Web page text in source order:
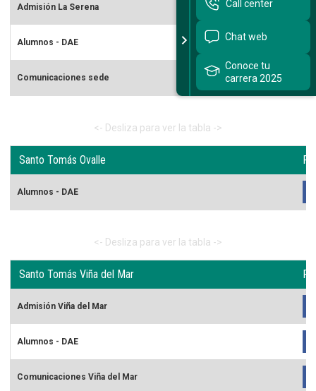
Admisión La Serena
Alumnos - DAE
Comunicaciones sede
Santo Tomás Ovalle
Alumnos - DAE
Santo Tomás Viña del Mar
Admisión Viña del Mar
Alumnos - DAE
Comunicaciones Viña del Mar
Call center
Chat web
Conoce tu
carrera 2025